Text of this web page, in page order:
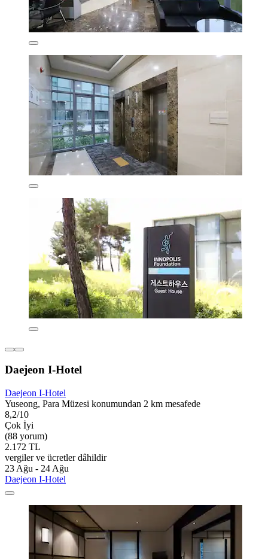
Daejeon I-Hotel
Daejeon I-Hotel
Yuseong, Para Müzesi konumundan 2 km mesafede
8,2/10
Çok İyi
(88 yorum)
2.172 TL
vergiler ve ücretler dâhildir
23 Ağu - 24 Ağu
Daejeon I-Hotel